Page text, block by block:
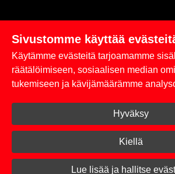
Linkit
Rekisteriseloste
Toimitus- ja maksuehdot
Kirjaudu sisään
© 2026 Taperoll
Sivustomme käyttää
Käytämme evästeitä tarjoamamme
räätälöimiseen, sosiaalisen median
tukemiseen ja kävijämäärämme
Hyväksy
Kiellä
Lue lisää ja hallitse